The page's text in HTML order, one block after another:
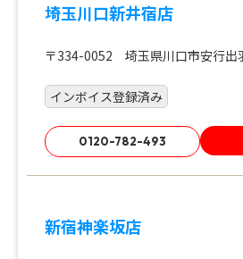
埼玉川口新井宿店
〒334-0052 埼玉県川口市安行出
インボイス登録済み
0120-782-493
新宿神楽坂店